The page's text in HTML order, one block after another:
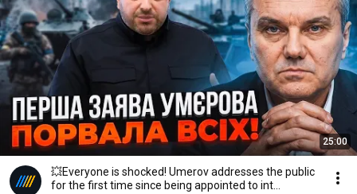
25:00
💥Everyone is shocked! Umerov addresses the public
for the first time since being appointed to int...